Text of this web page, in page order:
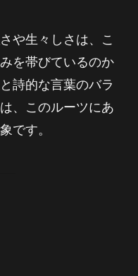
や生々しさは、こ
を帯びているのか
詩的な言葉のバラ
、このルーツにあ
です。